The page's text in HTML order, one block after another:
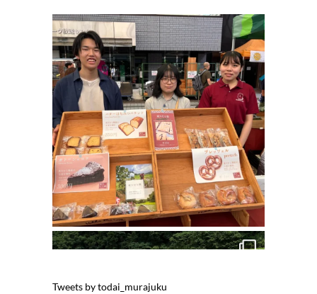
Tweets by todai_murajuku